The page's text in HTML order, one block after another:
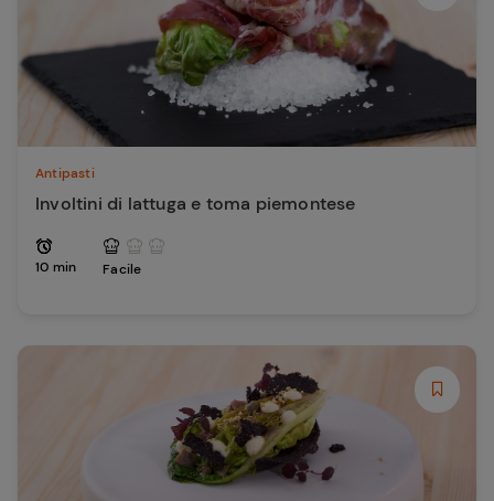
Antipasti
Involtini di lattuga e toma piemontese
10 min Facile